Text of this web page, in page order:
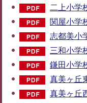
二上小学
関屋小学
志都美小
三和小学
鎌田小学
真美ヶ丘
真美ヶ丘